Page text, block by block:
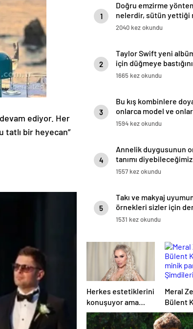
devam ediyor. Her
tatlı bir heyecan”
1
Doğru emzirme
nelerdir, sütün yettiği
anlaşılır?
2040 kez okundu
2
Taylor Swift yeni
için düğmeye
medyadan duyurdu!
1665 kez okundu
3
Bu kış kombinlere
onlarca model ve
1594 kez okundu
4
Annelik duygusunun
tanımı diyebileceğimiz
1557 kez okundu
5
Takı ve makyaj
örnekleri sizler için
1531 kez okundu
Herkes estetiklerini
konuşuyor ama
verdiği kiloları
kimse görmüyor…
Meral
Bülent
minik